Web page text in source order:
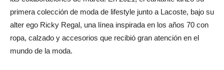
primera colección de moda de lifestyle junto a Lacoste, bajo su
alter ego Ricky Regal, una línea inspirada en los años 70 con
ropa, calzado y accesorios que recibió gran atención en el
mundo de la moda.